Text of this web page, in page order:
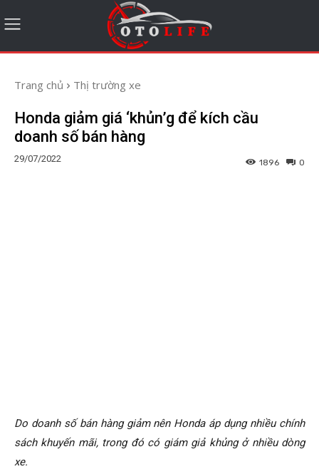
Trang chủ Thị trường xe
Honda giảm giá ‘khủn’g để kích cầu
doanh số bán hàng
29/07/2022 0
1896
Do doanh số bán hàng giảm nên Honda áp dụng nhiều chính
sách khuyến mãi, trong đó có giám giả khủng ở nhiều dòng
xe.